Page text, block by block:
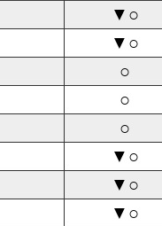
▼○
▼○
○
○
○
▼○
▼○
▼○